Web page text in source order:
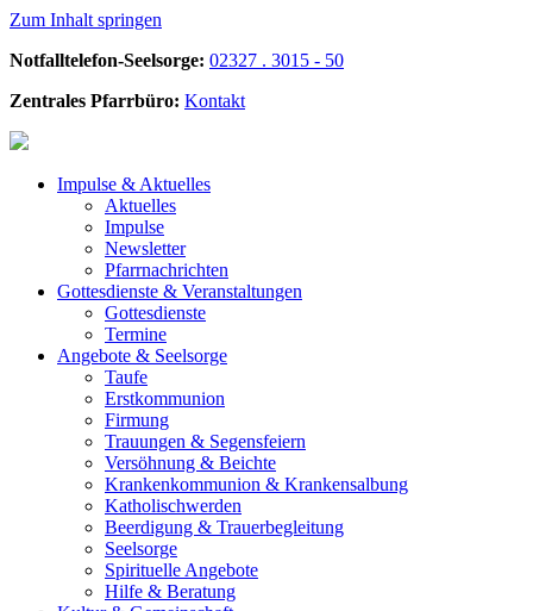
Zum Inhalt springen
Notfalltelefon-Seelsorge: 02327 . 3015 - 50
Zentrales Pfarrbüro: Kontakt
Impulse & Aktuelles
Aktuelles
Impulse
Newsletter
Pfarrnachrichten
Gottesdienste & Veranstaltungen
Gottesdienste
Termine
Angebote & Seelsorge
Taufe
Erstkommunion
Firmung
Trauungen & Segensfeiern
Versöhnung & Beichte
Krankenkommunion & Krankensalbung
Katholischwerden
Beerdigung & Trauerbegleitung
Seelsorge
Spirituelle Angebote
Hilfe & Beratung